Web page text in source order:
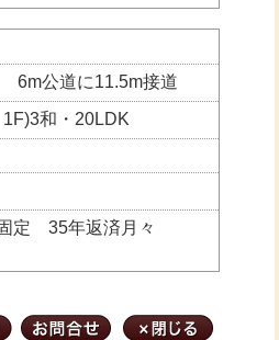
6m公道に11.5m接道
和・20LDK
定 35年返済月々